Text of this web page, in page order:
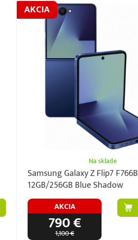
AKCIA
Na sklade
Samsung Galaxy Z Flip7 F766B
12GB/256GB Blue Shadow
AKCIA
790 €
1,100 €